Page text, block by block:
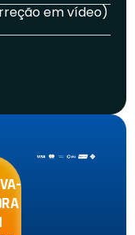
em vídeo)